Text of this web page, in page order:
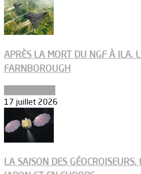
APRÈS LA MORT DU NGF À ILA,
FARNBOROUGH
17 juillet 2026
LA SAISON DES